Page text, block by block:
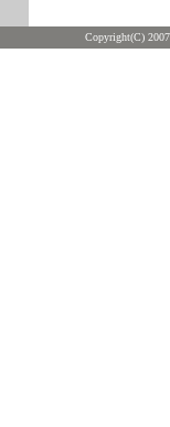
Copyright(C)